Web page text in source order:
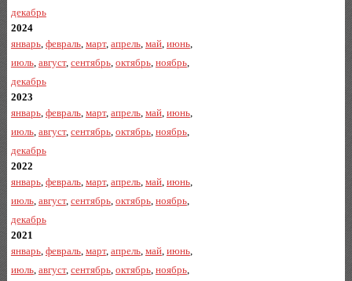
декабрь
2024
январь, февраль, март, апрель, май, июнь,
июль, август, сентябрь, октябрь, ноябрь,
декабрь
2023
январь, февраль, март, апрель, май, июнь,
июль, август, сентябрь, октябрь, ноябрь,
декабрь
2022
январь, февраль, март, апрель, май, июнь,
июль, август, сентябрь, октябрь, ноябрь,
декабрь
2021
январь, февраль, март, апрель, май, июнь,
июль, август, сентябрь, октябрь, ноябрь,